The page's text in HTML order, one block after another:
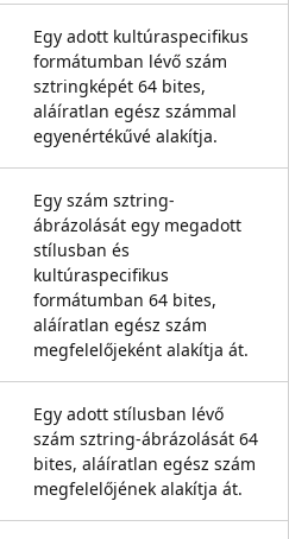
Egy adott kultúraspecifikus
formátumban lévő szám
sztringképét 64 bites,
aláíratlan egész számmal
egyenértékűvé alakítja.
Egy szám sztring-
ábrázolását egy megadott
stílusban és
kultúraspecifikus
formátumban 64 bites,
aláíratlan egész szám
megfelelőjeként alakítja át.
Egy adott stílusban lévő
szám sztring-ábrázolását 64
bites, aláíratlan egész szám
megfelelőjének alakítja át.